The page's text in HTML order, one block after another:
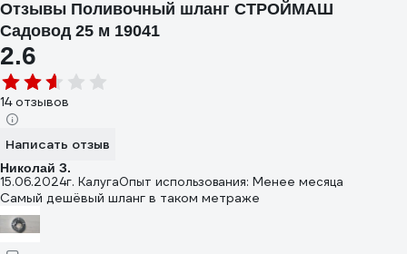
Отзывы Поливочный шланг СТРОЙМАШ
Садовод 25 м 19041
2.6
14 отзывов
Написать отзыв
Николай З.
15.06.2024г. КалугаОпыт использования: Менее месяца
Самый дешёвый шланг в таком метраже